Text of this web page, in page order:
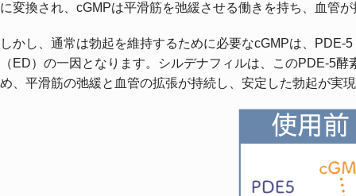
に変換され、cGMPは平滑筋を弛緩させる働きを持ち、血管
しかし、通常は勃起を維持するために必要なcGMPは、
（ED）の一因となります。シルデナフィルは、このPDE-5
め、平滑筋の弛緩と血管の拡張が持続し、安定した勃起が実